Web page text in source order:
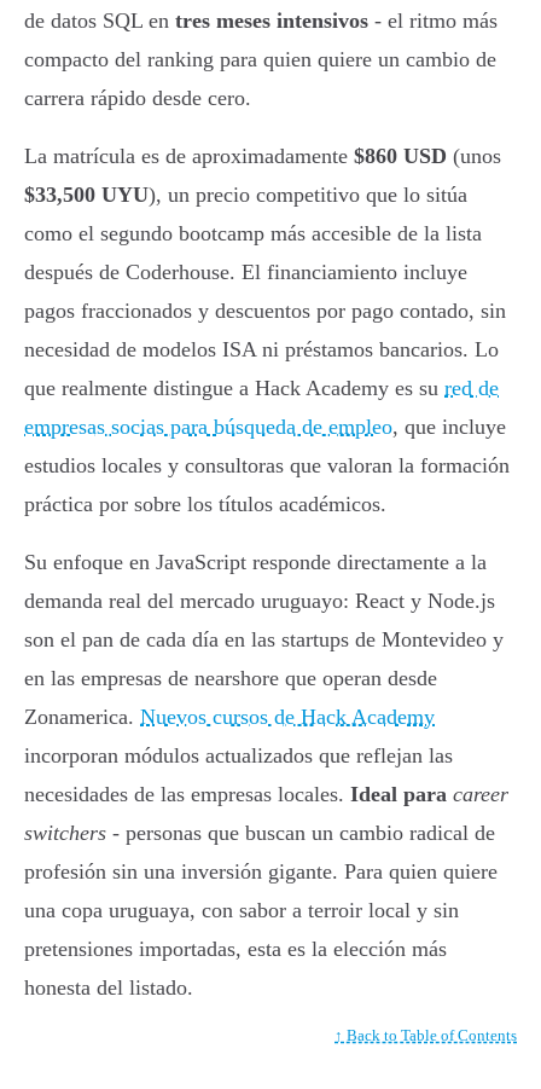
de datos SQL en tres meses intensivos - el ritmo más
compacto del ranking para quien quiere un cambio de
carrera rápido desde cero.
La matrícula es de aproximadamente $860 USD (unos
$33,500 UYU), un precio competitivo que lo sitúa
como el segundo bootcamp más accesible de la lista
después de Coderhouse. El financiamiento incluye
pagos fraccionados y descuentos por pago contado, sin
necesidad de modelos ISA ni préstamos bancarios. Lo
que realmente distingue a Hack Academy es su red de
empresas socias para búsqueda de empleo, que incluye
estudios locales y consultoras que valoran la formación
práctica por sobre los títulos académicos.
Su enfoque en JavaScript responde directamente a la
demanda real del mercado uruguayo: React y Node.js
son el pan de cada día en las startups de Montevideo y
en las empresas de nearshore que operan desde
Zonamerica. Nuevos cursos de Hack Academy
incorporan módulos actualizados que reflejan las
necesidades de las empresas locales. Ideal para career
switchers - personas que buscan un cambio radical de
profesión sin una inversión gigante. Para quien quiere
una copa uruguaya, con sabor a terroir local y sin
pretensiones importadas, esta es la elección más
honesta del listado.
↑ Back to Table of Contents